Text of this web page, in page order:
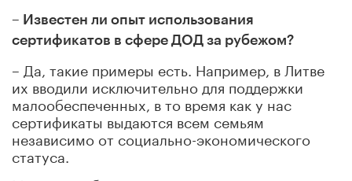
– Известен ли опыт использования
сертификатов в сфере ДОД за рубежом?
– Да, такие примеры есть. Например, в Литве
их вводили исключительно для поддержки
малообеспеченных, в то время как у нас
сертификаты выдаются всем семьям
независимо от социально-экономического
статуса.